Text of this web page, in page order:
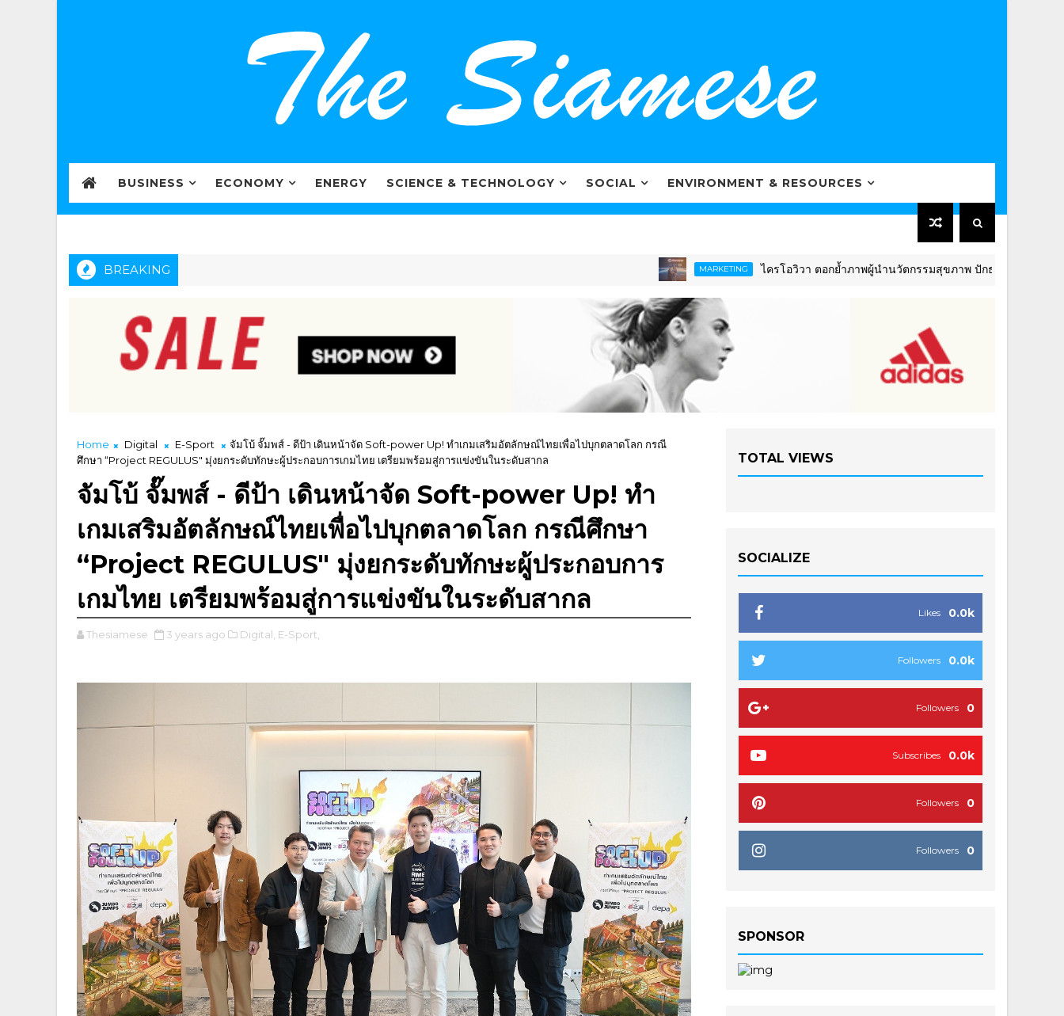
BUSINESS ECONOMY ENERGY SCIENCE & TECHNOLOGY SOCIAL ENVIRONMENT & RESOURCES
BREAKING MARKETING ไครโอวิวา ตอกย้ำภาพผู้นำนวัตกรรมสุขภาพ ปักธงดันไทยสู่ “Global
Home Digital E-Sport
จัมโบ้ จั๊มพส์ - ดีป้า เดินหน้าจัด Soft-power Up! ทำเกมเสริมอัตลักษณ์ไทยเพื่อไปบุกตลาดโลก กรณี
ศึกษา “Project REGULUS" มุ่งยกระดับทักษะผู้ประกอบการเกมไทย เตรียมพร้อมสู่การแข่งขันในระดับสากล
จัมโบ้ จั๊มพส์ - ดีป้า เดินหน้าจัด Soft-power Up! ทำ
เกมเสริมอัตลักษณ์ไทยเพื่อไปบุกตลาดโลก กรณีศึกษา
“Project REGULUS" มุ่งยกระดับทักษะผู้ประกอบการ
เกมไทย เตรียมพร้อมสู่การแข่งขันในระดับสากล
Thesiamese 3 years ago Digital, E-Sport,
TOTAL VIEWS
SOCIALIZE
0.0k
Likes
0.0k
Followers
0
Followers
0.0k
Subscribes
0
Followers
0
Followers
SPONSOR